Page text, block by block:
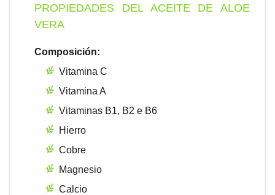
PROPIEDADES DEL ACEITE DE ALOE
VERA
Composición:
Vitamina C
Vitamina A
Vitaminas B1, B2 e B6
Hierro
Cobre
Magnesio
Calcio